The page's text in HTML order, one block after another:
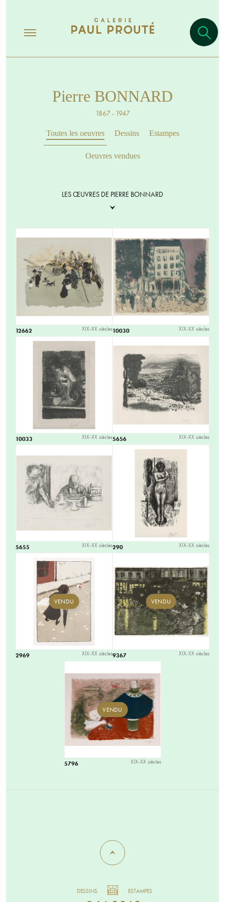
Pierre BONNARD
1867 - 1947
Toutes les oeuvres Dessins Estampes
Oeuvres vendues
LES ŒUVRES DE PIERRE BONNARD
12662 XIX-XX siècles10030 XIX-XX siècles
10033 XIX-XX siècles5656 XIX-XX siècles
5655 XIX-XX siècles290 XIX-XX siècles
VENDU
2969 XIX-XX siècles
VENDU
9367 XIX-XX siècles
VENDU
5796 XIX-XX siècles
DESSINS ESTAMPES